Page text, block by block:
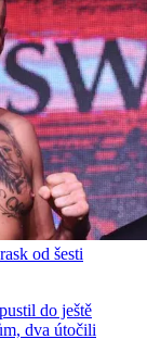
od šesti
do ještě
dva útočili